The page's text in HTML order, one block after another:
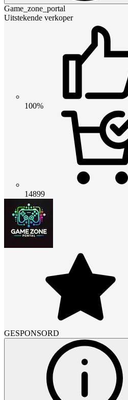
Game_zone_portal
Uitstekende verkoper
100%
14899
GESPONSORD